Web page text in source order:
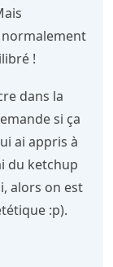
normalement
!
dans la
si ça
ai appris à
du ketchup
alors on est
:p).